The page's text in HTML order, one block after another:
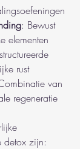
: Bewust
elementen
rust
van
regeneratie
detox zijn: